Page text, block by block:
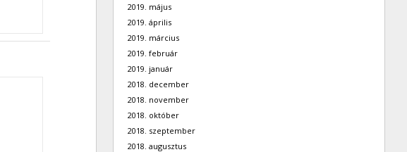
2019. május
2019. április
2019. március
2019. február
2019. január
2018. december
2018. november
2018. október
2018. szeptember
2018. augusztus